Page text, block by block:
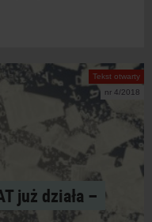
Tekst otwarty
nr 4/2018
już działa –